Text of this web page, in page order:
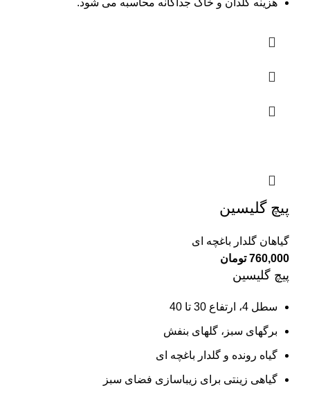
هزینه گلدان و خاک جداگانه محاسبه می شود.
پیچ گلیسین
گیاهان گلدار باغچه ای
760,000 تومان
پیچ گلیسین
سطل 4، ارتفاع 30 تا 40
برگهای سبز، گلهای بنفش
گیاه رونده و گلدار باغچه ای
گیاهی زینتی برای زیباسازی فضای سبز